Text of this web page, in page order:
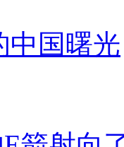
中国曙光